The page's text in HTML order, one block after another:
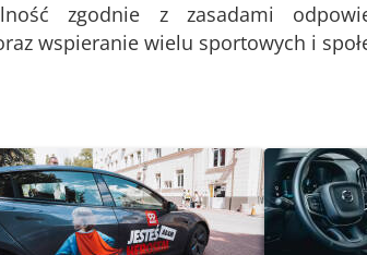
zgodnie z zasadami
wspieranie wielu sportowych i